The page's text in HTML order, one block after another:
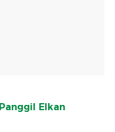
Elkan